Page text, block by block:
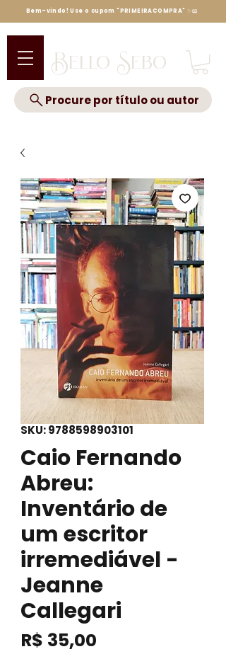
Bello Sebo
Procure por título ou autor
Bem-vindo! Use o cupom "PRIMEIRACOMPRA" ✨📖
SKU: 9788598903101
Caio Fernando
Abreu:
Inventário de
um escritor
irremediável -
Jeanne
Callegari
R$ 35,00